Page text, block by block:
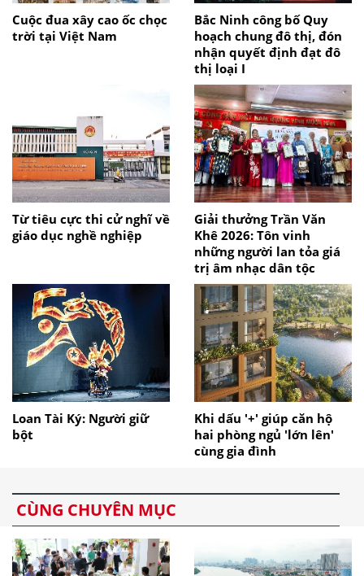
Cuộc đua xây cao ốc chọc
trời tại Việt Nam
Bắc Ninh công bố Quy
hoạch chung đô thị, đón
nhận quyết định đạt đô
thị loại I
Từ tiêu cực thi cử nghĩ về
giáo dục nghề nghiệp
Giải thưởng Trần Văn
Khê 2026: Tôn vinh
những người lan tỏa giá
trị âm nhạc dân tộc
Loan Tài Ký: Người giữ
bột
Khi dấu '+' giúp căn hộ
hai phòng ngủ 'lớn lên'
cùng gia đình
CÙNG CHUYÊN MỤC